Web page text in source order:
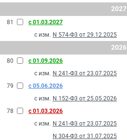
2027
81
с 01.03.2027
с изм. N 574-Ф3 от 29.12.2025
2026
80
с 01.09.2026
с изм. N 241-Ф3 от 23.07.2025
79
с 05.06.2026
с изм. N 152-Ф3 от 25.05.2026
78
с 01.03.2026
с изм. N 241-Ф3 от 23.07.2025
N 304-Ф3 от 31.07.2025